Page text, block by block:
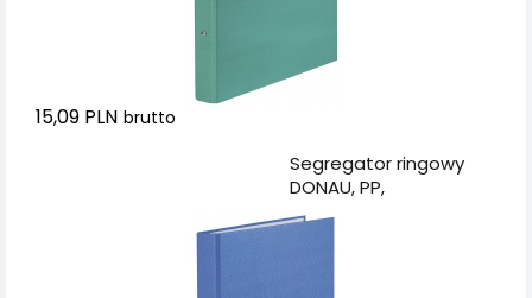
15,09 PLN brutto
Segregator ringowy
DONAU, PP,
A4/2R/20mm, niebieski